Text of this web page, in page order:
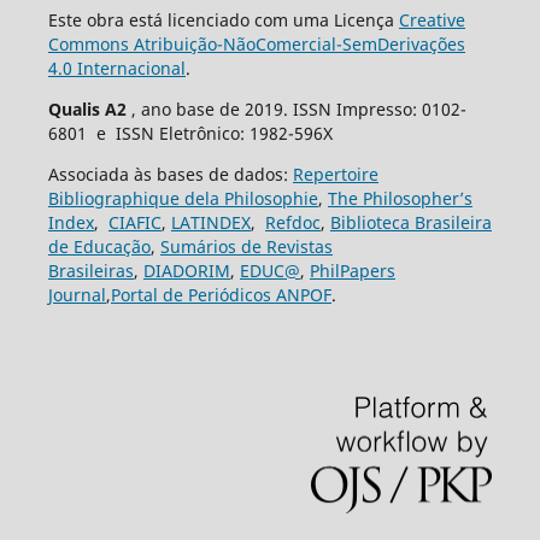
Este obra está licenciado com uma Licença Creative
Commons Atribuição-NãoComercial-SemDerivações
4.0 Internacional.
Qualis A2 , ano base de 2019. ISSN Impresso: 0102-
6801 e ISSN Eletrônico: 1982-596X
Associada às bases de dados: Repertoire
Bibliographique dela Philosophie, The Philosopher’s
Index, CIAFIC, LATINDEX, Refdoc, Biblioteca Brasileira
de Educação, Sumários de Revistas
Brasileiras, DIADORIM, EDUC@, PhilPapers
Journal,Portal de Periódicos ANPOF.